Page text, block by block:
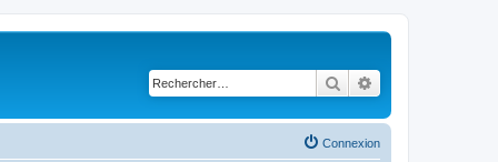
Rechercher
Connexion